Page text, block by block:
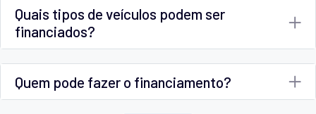
Quais tipos de veículos podem ser
financiados?
Quem pode fazer o financiamento?